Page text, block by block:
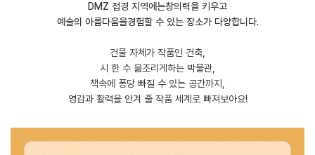
DMZ 접경 지역에는창의력을 키우고
예술의 아름다움을경험할 수 있는 장소가 다양합니다.
건물 자체가 작품인 건축,
시 한 수 읊조리게하는 박물관,
책속에 퐁당 빠질 수 있는 공간까지,
영감과 활력을 안겨 줄 작품 세계로 빠져보아요!